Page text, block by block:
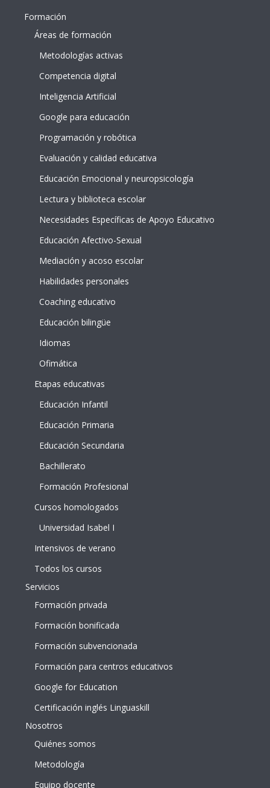
Formación
Áreas de formación
Metodologías activas
Competencia digital
Inteligencia Artificial
Google para educación
Programación y robótica
Evaluación y calidad educativa
Educación Emocional y neuropsicología
Lectura y biblioteca escolar
Necesidades Específicas de Apoyo Educativo
Educación Afectivo-Sexual
Mediación y acoso escolar
Habilidades personales
Coaching educativo
Educación bilingüe
Idiomas
Ofimática
Etapas educativas
Educación Infantil
Educación Primaria
Educación Secundaria
Bachillerato
Formación Profesional
Cursos homologados
Universidad Isabel I
Intensivos de verano
Todos los cursos
Servicios
Formación privada
Formación bonificada
Formación subvencionada
Formación para centros educativos
Google for Education
Certificación inglés Linguaskill
Nosotros
Quiénes somos
Metodología
Equipo docente